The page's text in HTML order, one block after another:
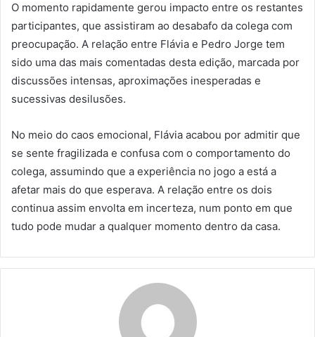
O momento rapidamente gerou impacto entre os restantes
participantes, que assistiram ao desabafo da colega com
preocupação. A relação entre Flávia e Pedro Jorge tem
sido uma das mais comentadas desta edição, marcada por
discussões intensas, aproximações inesperadas e
sucessivas desilusões.
No meio do caos emocional, Flávia acabou por admitir que
se sente fragilizada e confusa com o comportamento do
colega, assumindo que a experiência no jogo a está a
afetar mais do que esperava. A relação entre os dois
continua assim envolta em incerteza, num ponto em que
tudo pode mudar a qualquer momento dentro da casa.